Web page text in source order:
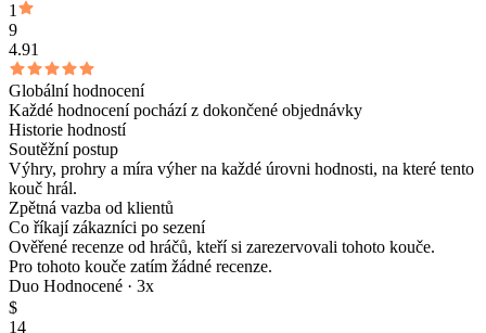
1
9
4.91
Globální hodnocení
Každé hodnocení pochází z dokončené objednávky
Historie hodností
Soutěžní postup
Výhry, prohry a míra výher na každé úrovni hodnosti, na které tento
kouč hrál.
Zpětná vazba od klientů
Co říkají zákazníci po sezení
Ověřené recenze od hráčů, kteří si zarezervovali tohoto kouče.
Pro tohoto kouče zatím žádné recenze.
Duo Hodnocené · 3x
$
14